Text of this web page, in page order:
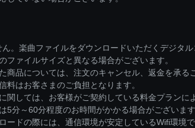
。楽曲ファイルをダウンロードいただくデジタ
ファイルサイズと異なる場合がございます。
商品については、注文のキャンセル、返金を承る
料はお客さまのご負担となります。
関しては、お客様がご契約している料金プラン
5分～60分程度のお時間がかかる場合がございます
ドの際には、通信環境が安定しているWifi環境で